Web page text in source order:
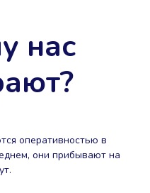
нас
оперативностью в
они прибывают на